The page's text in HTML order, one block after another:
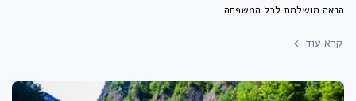
הנאה מושלמת לכל המשפחה
קרא עוד